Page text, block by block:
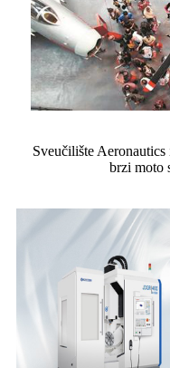
Sveučilište
brzi moto